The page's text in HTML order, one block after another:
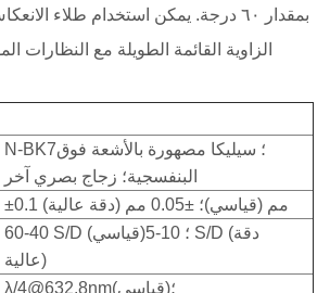
بمقدار ٦٠ درجة. يمكن استخدام طلاء
الزاوية القائمة الطويلة مع النظارات
N-BK7؛ سيليكا مصهورة بالأشعة فوق
البنفسجية؛ زجاج بصري آخر
±0.1 مم (قياسي)؛ ±0.05 مم (دقة عالية)
60-40 S/D (قياسي)؛ 10-5 S/D (دقة
عالية)
λ/4@632.8nm(قياسي)؛